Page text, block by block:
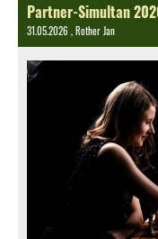
31.05.2026 , Rother Jan